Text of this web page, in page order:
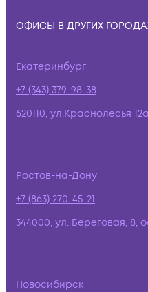
ОФИСЫ В ДРУГИХ
Екатеринбург
+7 (343) 379-98-38
620110, ул.Краснолесья
Ростов-на-Дону
+7 (863) 270-45-21
344000, ул. Береговая, 8,
Новосибирск